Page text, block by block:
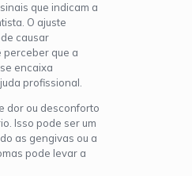
que indicam a
O ajuste
causar
perceber que a
encaixa
profissional.
dor ou desconforto
Isso pode ser um
as gengivas ou a
pode levar a